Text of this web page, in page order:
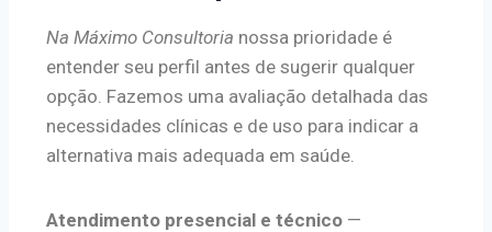
Na Máximo Consultoria nossa prioridade é
entender seu perfil antes de sugerir qualquer
opção. Fazemos uma avaliação detalhada das
necessidades clínicas e de uso para indicar a
alternativa mais adequada em saúde.
Atendimento presencial e técnico —